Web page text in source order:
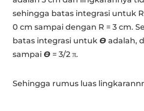
sehingga batas integrasi untuk
0 cm sampai dengan R = 3 cm.
batas integrasi untuk Ɵ adalah,
sampai Ɵ = 3/2 π.
Sehingga rumus luas